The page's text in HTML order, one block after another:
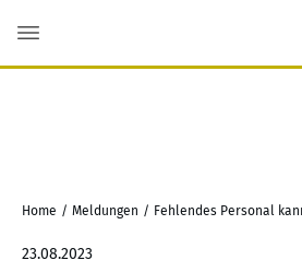
Home / Meldungen /
23.08.2023